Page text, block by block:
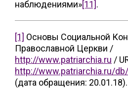
наблюдениями»[11].
[1] Основы Социальной
Православной Церкви /
http://www.patriarchia.ru /
http://www.patriarchia.ru/
(дата обращения: 20.01.18).